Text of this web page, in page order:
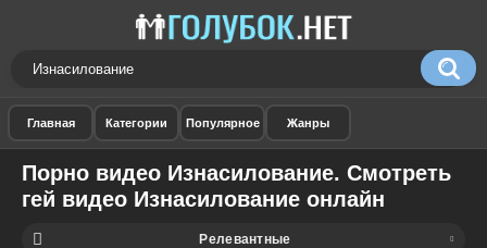
Порно видео Изнасилование. Смотреть
гей видео Изнасилование онлайн
Релевантные